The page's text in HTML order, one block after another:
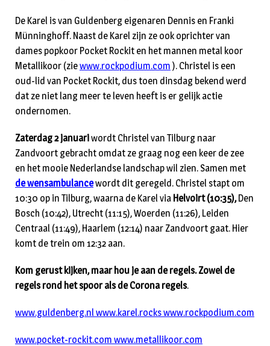
De Karel is van Guldenberg eigenaren Dennis en Franki
Münninghoff. Naast de Karel zijn ze ook oprichter van
dames popkoor Pocket Rockit en het mannen metal koor
Metallikoor (ziewww.rockpodium.com ). Christel is een
oud-lid van Pocket Rockit, dus toen dinsdag bekend werd
dat ze niet lang meer te leven heeft is er gelijk actie
ondernomen.
Zaterdag 2 januariwordt Christel van Tilburg naar
Zandvoort gebracht omdat ze graag nog een keer de zee
en het mooie Nederlandse landschap wil zien. Samen met
de wensambulancewordt dit geregeld. Christel stapt om
10:30 op in Tilburg, waarna de Karel via Helvoirt (10:35),Den
Bosch (10:42), Utrecht (11:15), Woerden (11:26), Leiden
Centraal (11:49), Haarlem (12:14) naar Zandvoort gaat. Hier
komt de trein om 12:32 aan.
Kom gerust kijken, maar hou je aan de regels. Zowel de
regels rond het spoor als de Corona regels.
www.guldenberg.nl www.karel.rockswww.rockpodium.com
www.pocket-rockit.com www.metallikoor.com